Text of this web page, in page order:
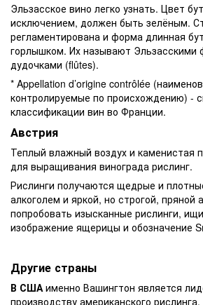
Эльзасское вино легко узнать. Цвет
исключением, должен быть зелёным.
регламентирована и форма длинная
горлышком. Их называют Эльзасскими
дудочками (flûtes).
* Appellation d’origine contrôlée
контролируемые по происхождению) -
классификации вин во Франции.
Австрия
Теплый влажный воздух и каменистая
для выращивания винограда рислинг.
Рислинги получаются щедрые и
алкоголем и яркой, но строгой, пряной
попробовать изысканные рислинги,
изображение ящерицы и обозначение
Другие страны
В СШАименно Вашингтон является
производству американского рислинга.